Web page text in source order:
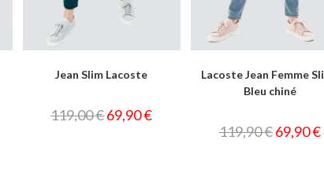
Jean Slim Lacoste
119,00€69,90€
Lacoste Jean Femme
Bleu chiné
119,90€69,90€